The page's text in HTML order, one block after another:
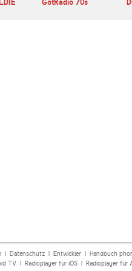
GotRadio 70s
| Datenschutz| Entwickler| Handbuch
TV| Radioplayer für iOS| Radioplayer für